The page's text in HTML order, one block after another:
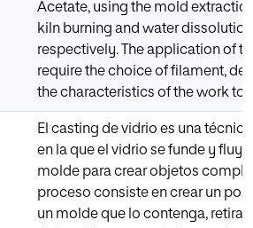
Acetate, using the mold
kiln burning and water
respectively. The application of
require the choice of filament,
the characteristics of the work to
El casting de vidrio es una
en la que el vidrio se funde y
molde para crear objetos
proceso consiste en crear un
un molde que lo contenga, retirar